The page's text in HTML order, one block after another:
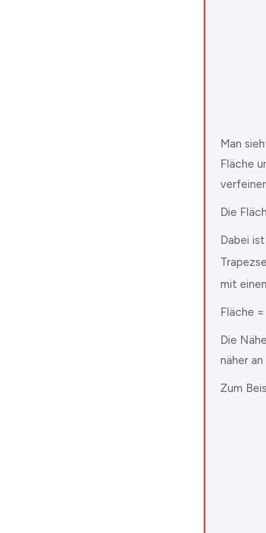
Man
Fläche
Die
Dabei
mit
Fläche =
Die
näher
Zum